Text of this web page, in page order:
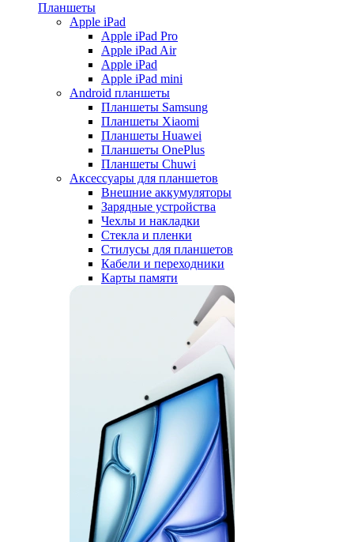
Планшеты
Apple iPad
Apple iPad Pro
Apple iPad Air
Apple iPad
Apple iPad mini
Android планшеты
Планшеты Samsung
Планшеты Xiaomi
Планшеты Huawei
Планшеты OnePlus
Планшеты Chuwi
Аксессуары для планшетов
Внешние аккумуляторы
Зарядные устройства
Чехлы и накладки
Стекла и пленки
Стилусы для планшетов
Кабели и переходники
Карты памяти